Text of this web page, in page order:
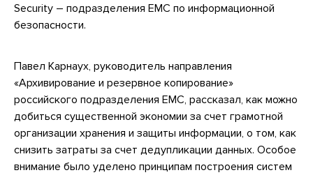
Security – подразделения ЕМС по информационной
безопасности.
Павел Карнаух, руководитель направления
«Архивирование и резервное копирование»
российского подразделения EMC, рассказал, как можно
добиться существенной экономии за счет грамотной
организации хранения и защиты информации, о том, как
снизить затраты за счет дедупликации данных. Особое
внимание было уделено принципам построения систем